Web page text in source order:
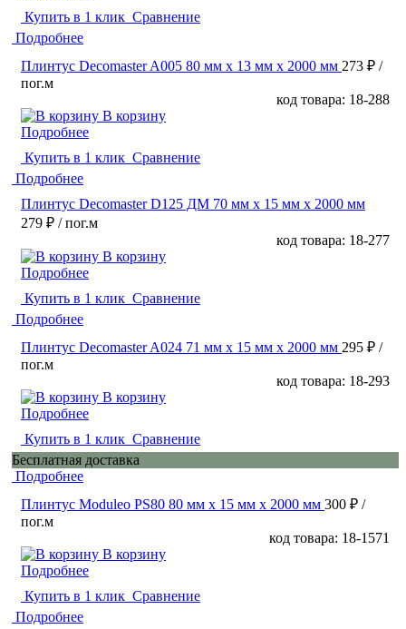
Купить в 1 клик Сравнение
Подробнее
Плинтус Decomaster A005 80 мм х 13 мм х 2000 мм 273 ₽ /
пог.м
код товара: 18-288
В корзину
Подробнее
Купить в 1 клик Сравнение
Подробнее
Плинтус Decomaster D125 ДМ 70 мм х 15 мм х 2000 мм
279 ₽ / пог.м
код товара: 18-277
В корзину
Подробнее
Купить в 1 клик Сравнение
Подробнее
Плинтус Decomaster A024 71 мм х 15 мм х 2000 мм 295 ₽ /
пог.м
код товара: 18-293
В корзину
Подробнее
Купить в 1 клик Сравнение
Бесплатная доставка
Подробнее
Плинтус Moduleo PS80 80 мм х 15 мм х 2000 мм 300 ₽ /
пог.м
код товара: 18-1571
В корзину
Подробнее
Купить в 1 клик Сравнение
Подробнее